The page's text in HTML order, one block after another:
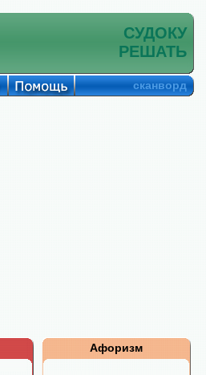
СУДОКУ
РЕШАТЬ
сканворд
Афоризм